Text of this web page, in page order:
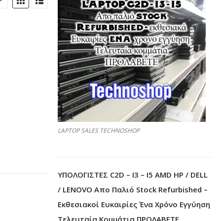
LAPTOP SALES TECHNOSHOP
ΥΠΟΛΟΓΙΣΤΕΣ C2D – I3 – I5 AMD HP / DELL
/ LENOVO Απο Παλιό Stock Refurbished –
Εκθεσιακοί Ευκαιρίες Ένα Χρόνο Εγγύηση
Τελευταία Κομμάτια ΠΡΟΛΑΒΕΤΕ